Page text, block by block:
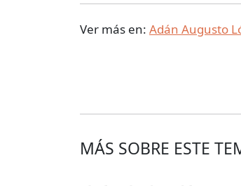
Ver más en: Adán Augusto
MÁS SOBRE ESTE